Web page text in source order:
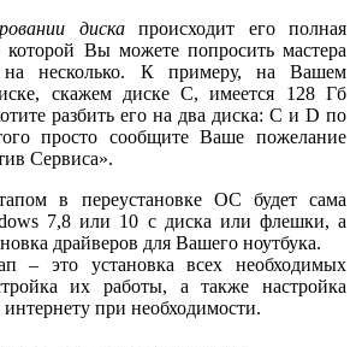
дискапроисходит его полная
которой Вы можете попросить мастера
на несколько. К примеру, на Вашем
скажем диске С, имеется 128 Гб
разбить его на два диска: С и D по
просто сообщите Ваше пожелание
Сервиса».
в переустановке ОС будет сама
7,8 или 10 с диска или флешки, а
драйверов для Вашего ноутбука.
– это установка всех необходимых
их работы, а также настройка
при необходимости.